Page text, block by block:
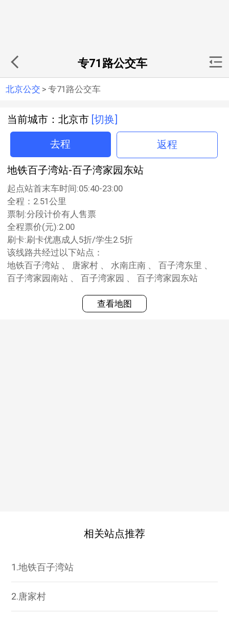
专71路公交车
北京公交 > 专71路公交车
当前城市：北京市 [切换]
去程 返程
地铁百子湾站-百子湾家园东站
起点站首末车时间:05:40-23:00
全程：2.51公里
票制:分段计价有人售票
全程票价(元):2.00
刷卡:刷卡优惠成人5折/学生2.5折
该线路共经过以下站点：
地铁百子湾站 、 唐家村 、 水南庄南 、 百子湾东里 、
百子湾家园南站 、 百子湾家园 、 百子湾家园东站
查看地图
相关站点推荐
1.地铁百子湾站
2.唐家村